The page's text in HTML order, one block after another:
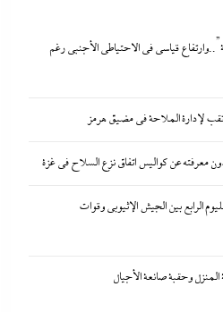
تريدون معرفته عن كواليس اتفاق
قياسي في الاحتياطي الأجنبي رغم
لإدارة الملاحة في مضيق هرمز
معرفته عن كواليس اتفاق نزع السلاح في غزة
الرابع بين الجيش الإثيوبي وقوات
وحقبة صانعة الأجيال